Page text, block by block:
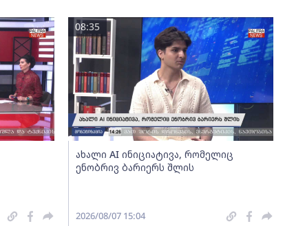
ახალი AI ინიციატივა, რომელიც
ენობრივ ბარიერს შლის
08:35
2026/08/07 15:04